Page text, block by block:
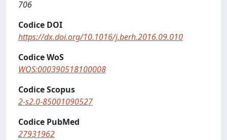
706
Codice DOI
https://dx.doi.org/10.1016/j.berh.2016.09.010
Codice WoS
WOS:000390518100008
Codice Scopus
2-s2.0-85001090527
Codice PubMed
27931962